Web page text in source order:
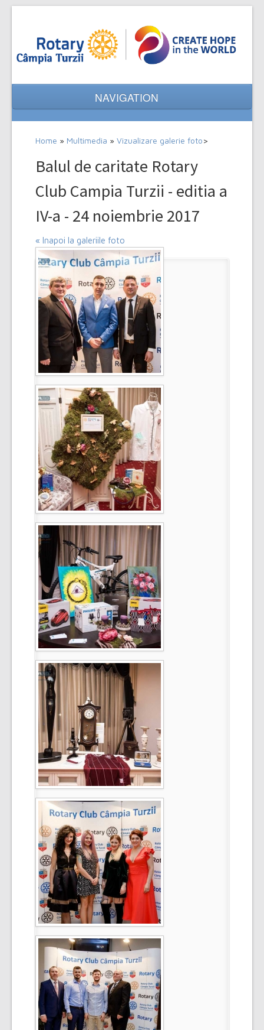
NAVIGATION
Home
Despre noi
Evenimente
Proiecte
Multimedia
Contact
Select Language▼
Home » Multimedia » Vizualizare galerie foto>
Balul de caritate Rotary
Club Campia Turzii - editia a
IV-a - 24 noiembrie 2017
« Inapoi la galeriile foto